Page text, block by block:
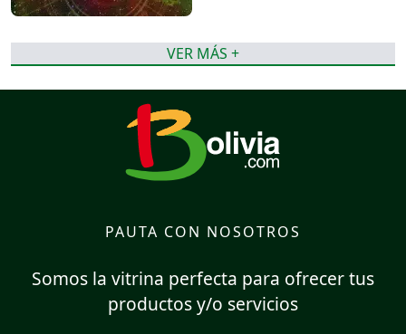
VER MÁS +
PAUTA CON NOSOTROS
Somos la vitrina perfecta para ofrecer tus
productos y/o servicios